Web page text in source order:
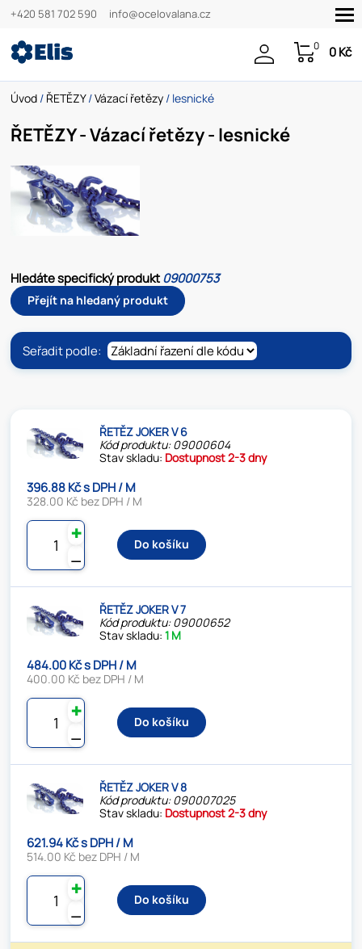
+420 581 702 590 info@ocelovalana.cz
0 0 Kč
Úvod / ŘETĚZY/Vázací řetězy / lesnické
ŘETĚZY - Vázací řetězy - lesnické
Hledáte specifický produkt09000753
Přejít na hledaný produkt
Seřadit podle:
ŘETĚZ JOKER V 6
Kód produktu: 09000604
Stav skladu: Dostupnost 2-3 dny
396.88 Kč s DPH / M
328.00 Kč bez DPH / M
⚊
✚
Do košíku
ŘETĚZ JOKER V 7
Kód produktu: 09000652
Stav skladu:1 M
484.00 Kč s DPH / M
400.00 Kč bez DPH / M
⚊
✚
Do košíku
ŘETĚZ JOKER V 8
Kód produktu: 090007025
Stav skladu: Dostupnost 2-3 dny
621.94 Kč s DPH / M
514.00 Kč bez DPH / M
⚊
✚
Do košíku